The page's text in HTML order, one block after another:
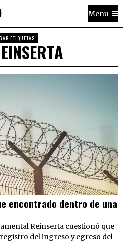
Menu
ETIQUETAS
encontrado dentro de una
Reinserta cuestionó que
del ingreso y egreso del